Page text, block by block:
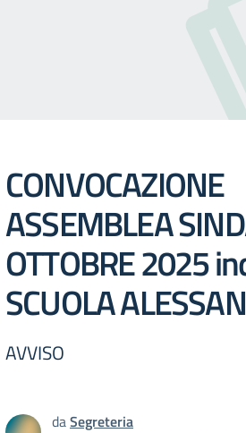
CONVOCAZIONE
ASSEMBLEA
OTTOBRE 2025
SCUOLA
AVVISO
daSegreteria